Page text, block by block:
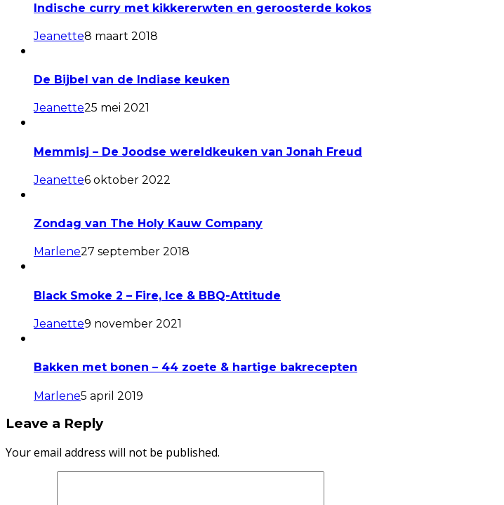
Indische curry met kikkererwten en geroosterde kokos
Jeanette8 maart 2018
De Bijbel van de Indiase keuken
Jeanette25 mei 2021
Memmisj – De Joodse wereldkeuken van Jonah Freud
Jeanette6 oktober 2022
Zondag van The Holy Kauw Company
Marlene27 september 2018
Black Smoke 2 – Fire, Ice & BBQ-Attitude
Jeanette9 november 2021
Bakken met bonen – 44 zoete & hartige bakrecepten
Marlene5 april 2019
Leave a Reply
Your email address will not be published.